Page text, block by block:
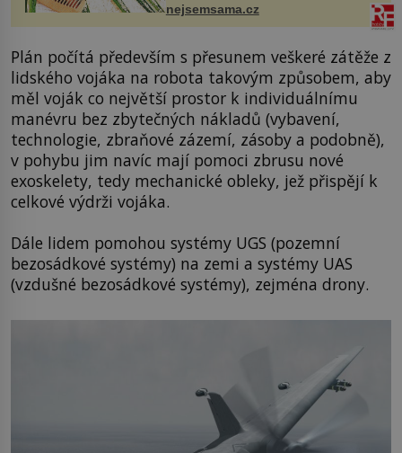
vlasy. ...
nejsemsama.cz
Plán počítá především s přesunem veškeré zátěže z
lidského vojáka na robota takovým způsobem, aby
měl voják co největší prostor k individuálnímu
manévru bez zbytečných nákladů (vybavení,
technologie, zbraňové zázemí, zásoby a podobně),
v pohybu jim navíc mají pomoci zbrusu nové
exoskelety, tedy mechanické obleky, jež přispějí k
celkové výdrži vojáka.
Dále lidem pomohou systémy UGS (pozemní
bezosádkové systémy) na zemi a systémy UAS
(vzdušné bezosádkové systémy), zejména drony.